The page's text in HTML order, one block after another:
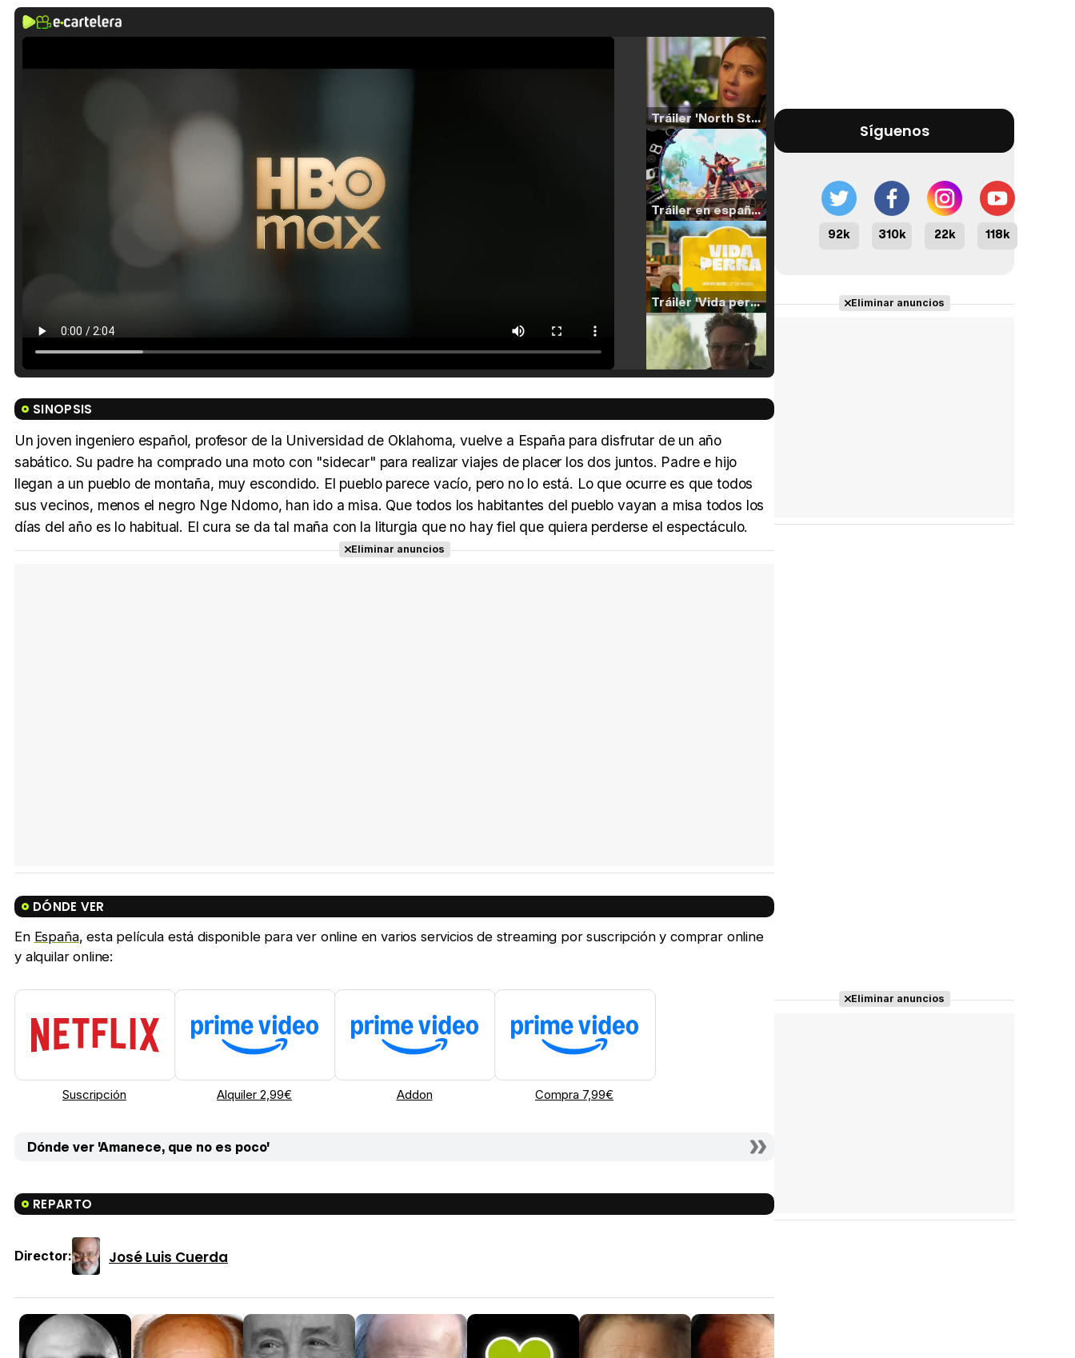
Tráiler 'North Star' (2023)
Tráiler en español de 'La isla olvidada'
Tráiler 'Vida perra' (2026)
Tráiler en español 'Outcome' (2026)
SINOPSIS
Un joven ingeniero español, profesor de la Universidad de Oklahoma, vuelve a España para disfrutar de un año
sabático. Su padre ha comprado una moto con "sidecar" para realizar viajes de placer los dos juntos. Padre e hijo
llegan a un pueblo de montaña, muy escondido. El pueblo parece vacío, pero no lo está. Lo que ocurre es que todos
sus vecinos, menos el negro Nge Ndomo, han ido a misa. Que todos los habitantes del pueblo vayan a misa todos los
días del año es lo habitual. El cura se da tal maña con la liturgia que no hay fiel que quiera perderse el espectáculo.
Eliminar anuncios
DÓNDE VER
En España, esta película está disponible para ver online en varios servicios de streaming por suscripción y comprar online
y alquilar online:
Suscripción Alquiler 2,99€ Addon Compra 7,99€
Dónde ver 'Amanece, que no es poco'
REPARTO
Director: José Luis Cuerda
Síguenos
92k 310k 22k 118k
Eliminar anuncios
Eliminar anuncios